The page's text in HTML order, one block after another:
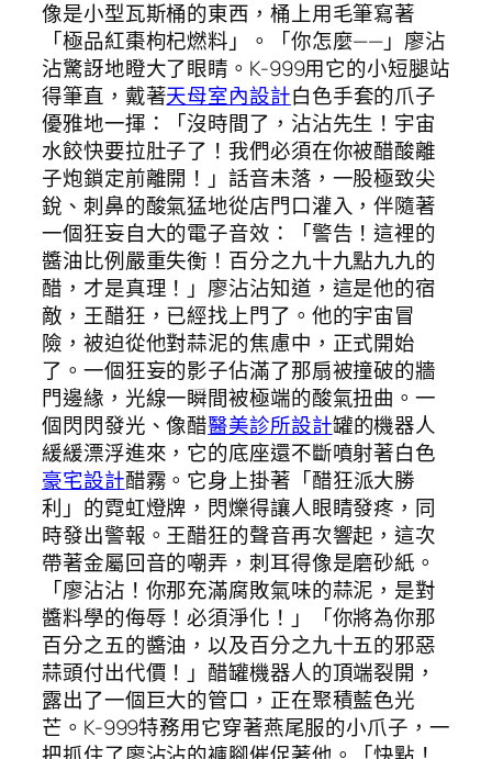
像是小型瓦斯桶的東西，桶上用毛筆寫著
「極品紅棗枸杞燃料」。「你怎麼——」廖沾
沾驚訝地瞪大了眼睛。K-999用它的小短腿站
得筆直，戴著天母室內設計白色手套的爪子
優雅地一揮：「沒時間了，沾沾先生！宇宙
水餃快要拉肚子了！我們必須在你被醋酸離
子炮鎖定前離開！」話音未落，一股極致尖
銳、刺鼻的酸氣猛地從店門口灌入，伴隨著
一個狂妄自大的電子音效：「警告！這裡的
醬油比例嚴重失衡！百分之九十九點九九的
醋，才是真理！」廖沾沾知道，這是他的宿
敵，王醋狂，已經找上門了。他的宇宙冒
險，被迫從他對蒜泥的焦慮中，正式開始
了。一個狂妄的影子佔滿了那扇被撞破的牆
門邊緣，光線一瞬間被極端的酸氣扭曲。一
個閃閃發光、像醋醫美診所設計罐的機器人
緩緩漂浮進來，它的底座還不斷噴射著白色
豪宅設計醋霧。它身上掛著「醋狂派大勝
利」的霓虹燈牌，閃爍得讓人眼睛發疼，同
時發出警報。王醋狂的聲音再次響起，這次
帶著金屬回音的嘲弄，刺耳得像是磨砂紙。
「廖沾沾！你那充滿腐敗氣味的蒜泥，是對
醬料學的侮辱！必須淨化！」「你將為你那
百分之五的醬油，以及百分之九十五的邪惡
蒜頭付出代價！」醋罐機器人的頂端裂開，
露出了一個巨大的管口，正在聚積藍色光
芒。K-999特務用它穿著燕尾服的小爪子，一